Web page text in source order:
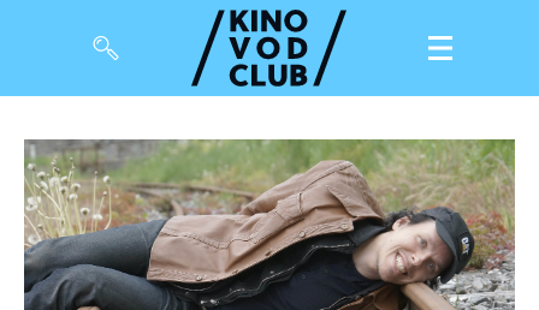
Filme
Magazin
Kuratierungen
Events